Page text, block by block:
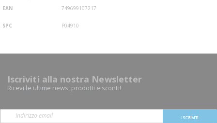
EAN
749699107217
SPC P04910
Iscriviti alla nostra Newsletter
Ricevi le ultime news, prodotti e sconti!
ISCRIVITI